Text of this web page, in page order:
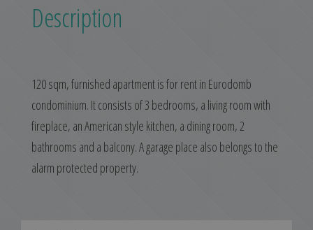
Description
120 sqm, furnished apartment is for rent in Eurodomb
condominium. It consists of 3 bedrooms, a living room with
fireplace, an American style kitchen, a dining room, 2
bathrooms and a balcony. A garage place also belongs to the
alarm protected property.